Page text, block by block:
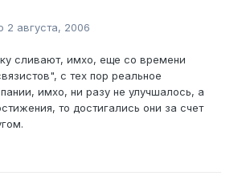
2 августа, 2006
сливают, имхо, еще со времени
с тех пор реальное
имхо, ни разу не улучшалось, а
то достигались они за счет